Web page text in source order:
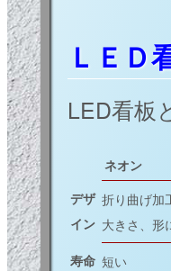
ＬＥＤ
LED看板
ネオン
デザ
イン
折り曲げ加
大きさ、形
寿命 短い